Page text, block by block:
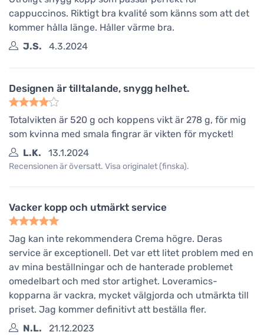
cappuccinos. Riktigt bra kvalité som känns som att det
kommer hålla länge. Håller värme bra.
J.S.
4.3.2024
Designen är tilltalande, snygg helhet.
Totalvikten är 520 g och koppens vikt är 278 g, för mig
som kvinna med smala fingrar är vikten för mycket!
L.K.
13.1.2024
Recensionen är översatt. Visa originalet (finska).
Vacker kopp och utmärkt service
Jag kan inte rekommendera Crema högre. Deras
service är exceptionell. Det var ett litet problem med en
av mina beställningar och de hanterade problemet
omedelbart och med stor artighet. Loveramics-
kopparna är vackra, mycket välgjorda och utmärkta till
priset. Jag kommer definitivt att beställa fler.
N.L.
21.12.2023